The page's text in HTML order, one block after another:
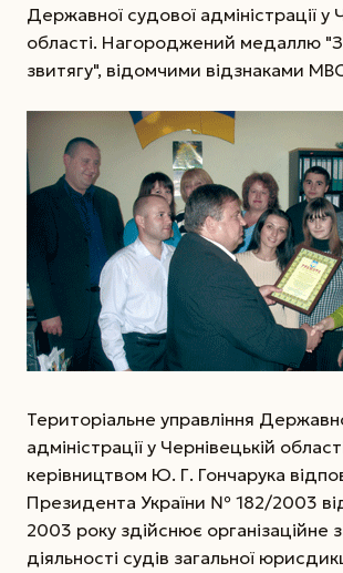
Державної судової адміністрації у
області. Нагороджений медаллю
звитягу", відомчими відзнаками
Територіальне управління
адміністрації у Чернівецькій
керівництвом Ю. Г. Гончарука
Президента України № 182/2003
2003 року здійснює організаційне
діяльності судів загальної